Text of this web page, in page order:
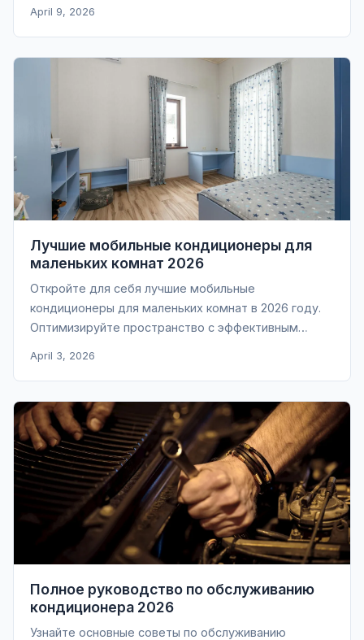
April 9, 2026
Лучшие мобильные кондиционеры для
маленьких комнат 2026
Откройте для себя лучшие мобильные
кондиционеры для маленьких комнат в 2026 году.
Оптимизируйте пространство с эффективным
April 3, 2026
Полное руководство по обслуживанию
кондиционера 2026
Узнайте основные советы по обслуживанию